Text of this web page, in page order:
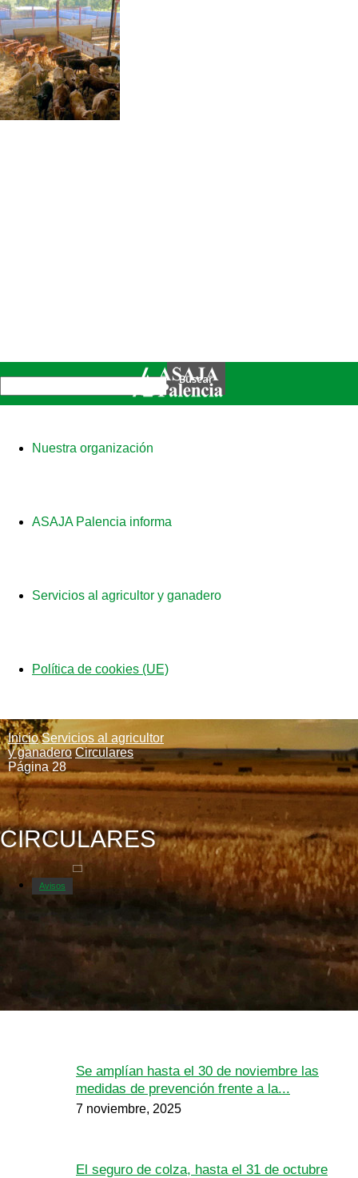
Nuestra organización
ASAJA Palencia informa
Servicios al agricultor y ganadero
Política de cookies (UE)
Inicio Servicios al agricultor
y ganadero Circulares
Página 28
CIRCULARES
Avisos
Se amplían hasta el 30 de noviembre las
medidas de prevención frente a la...
7 noviembre, 2025
El seguro de colza, hasta el 31 de octubre